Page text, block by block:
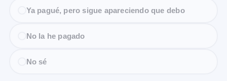
Ya pagué, pero sigue apareciendo que debo
No la he pagado
No sé